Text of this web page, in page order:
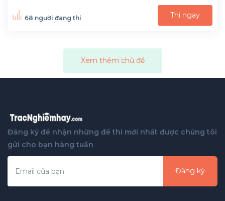
68 người đang thi Thi ngay
Xem thêm chủ đề
Đăng ký để nhận những đề thi mới nhất được chúng tôi
gửi cho bạn hàng tuần
Đăng ký